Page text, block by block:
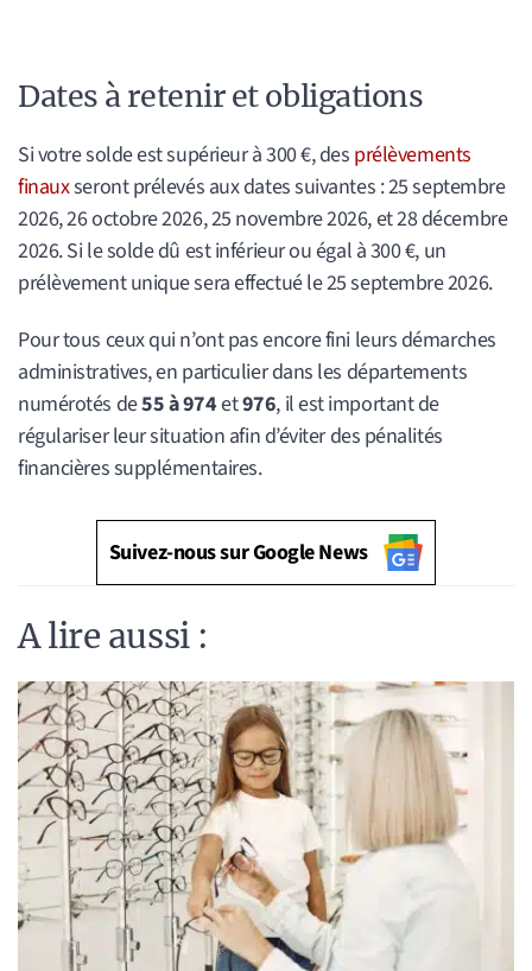
Dates à retenir et obligations
Si votre solde est supérieur à 300 €, des prélèvements
finauxseront prélevés aux dates suivantes : 25 septembre
2026, 26 octobre 2026, 25 novembre 2026, et 28 décembre
2026. Si le solde dû est inférieur ou égal à 300 €, un
prélèvement unique sera effectué le 25 septembre 2026.
Pour tous ceux qui n’ont pas encore fini leurs démarches
administratives, en particulier dans les départements
numérotés de55 à 974et976, il est important de
régulariser leur situation afin d’éviter des pénalités
financières supplémentaires.
Suivez-nous sur Google News
A lire aussi :